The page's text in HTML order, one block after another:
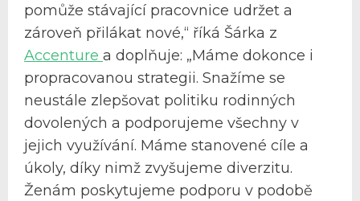
pomůže stávající pracovnice udržet a
zároveň přilákat nové,“ říká Šárka z
Accenture a doplňuje: „Máme dokonce i
propracovanou strategii. Snažíme se
neustále zlepšovat politiku rodinných
dovolených a podporujeme všechny v
jejich využívání. Máme stanovené cíle a
úkoly, díky nimž zvyšujeme diverzitu.
Ženám poskytujeme podporu v podobě